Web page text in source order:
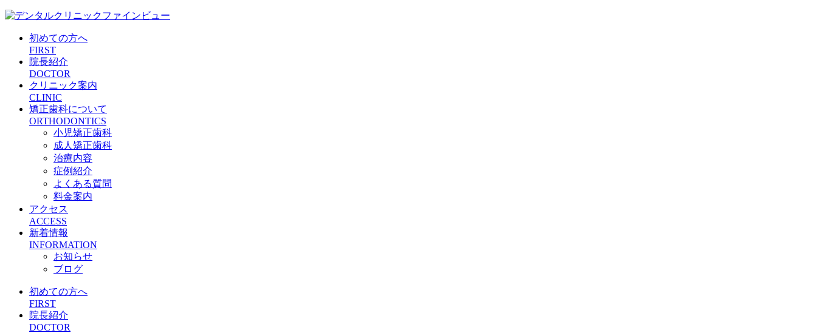
初めての方へ
FIRST
院長紹介
DOCTOR
クリニック案内
CLINIC
矯正歯科について
ORTHODONTICS
小児矯正歯科
成人矯正歯科
治療内容
症例紹介
よくある質問
料金案内
アクセス
ACCESS
新着情報
INFORMATION
お知らせ
ブログ
初めての方へ
FIRST
院長紹介
DOCTOR